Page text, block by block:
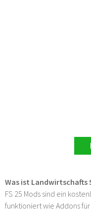
Was ist Landwirtschafts
FS 25 Mods sind ein
funktioniert wie Addons